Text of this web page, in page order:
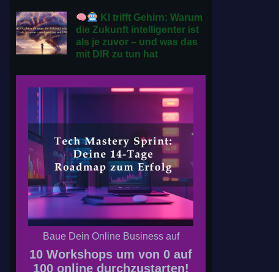
KI trifft Gehirn: Warum
die Zukunft intelligenter ist
als je zuvor – und was das
mit DIR zu tun hat
Baue Dein Online Business auf
10 Workshops um von 0 auf
100 online durchzustarten!